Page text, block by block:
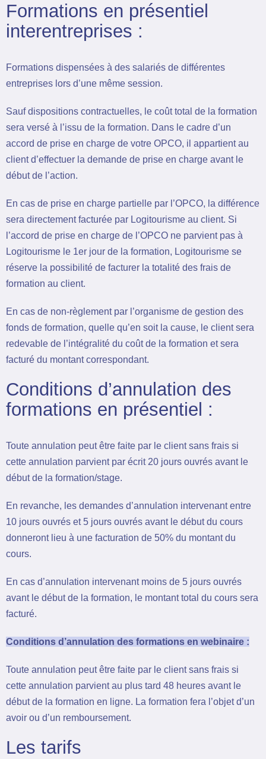
Formations en présentiel
interentreprises :
Formations dispensées à des salariés de différentes
entreprises lors d’une même session.
Sauf dispositions contractuelles, le coût total de la formation
sera versé à l’issu de la formation. Dans le cadre d’un
accord de prise en charge de votre OPCO, il appartient au
client d’effectuer la demande de prise en charge avant le
début de l’action.
En cas de prise en charge partielle par l’OPCO, la différence
sera directement facturée par Logitourisme au client. Si
l’accord de prise en charge de l’OPCO ne parvient pas à
Logitourisme le 1er jour de la formation, Logitourisme se
réserve la possibilité de facturer la totalité des frais de
formation au client.
En cas de non-règlement par l’organisme de gestion des
fonds de formation, quelle qu’en soit la cause, le client sera
redevable de l’intégralité du coût de la formation et sera
facturé du montant correspondant.
Conditions d’annulation des
formations en présentiel :
Toute annulation peut être faite par le client sans frais si
cette annulation parvient par écrit 20 jours ouvrés avant le
début de la formation/stage.
En revanche, les demandes d’annulation intervenant entre
10 jours ouvrés et 5 jours ouvrés avant le début du cours
donneront lieu à une facturation de 50% du montant du
cours.
En cas d’annulation intervenant moins de 5 jours ouvrés
avant le début de la formation, le montant total du cours sera
facturé.
Conditions d’annulation des formations en webinaire :
Toute annulation peut être faite par le client sans frais si
cette annulation parvient au plus tard 48 heures avant le
début de la formation en ligne. La formation fera l’objet d’un
avoir ou d’un remboursement.
Les tarifs